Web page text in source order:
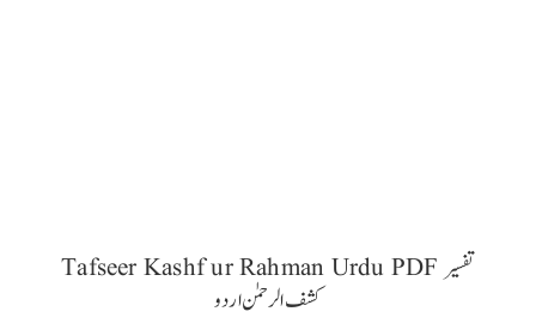
Tafseer Kashf ur Rahman Urdu PDF تفسیر
کشف الرحمٰن اردو